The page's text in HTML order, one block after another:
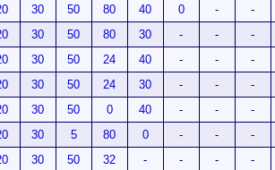
30 50 80 40 0 - -
30 50 80 30 - - -
30 50 24 40 - - -
30 50 24 30 - - -
30 50 0 40 - - -
30 5 80 0 - - -
30 50 32 - - - -